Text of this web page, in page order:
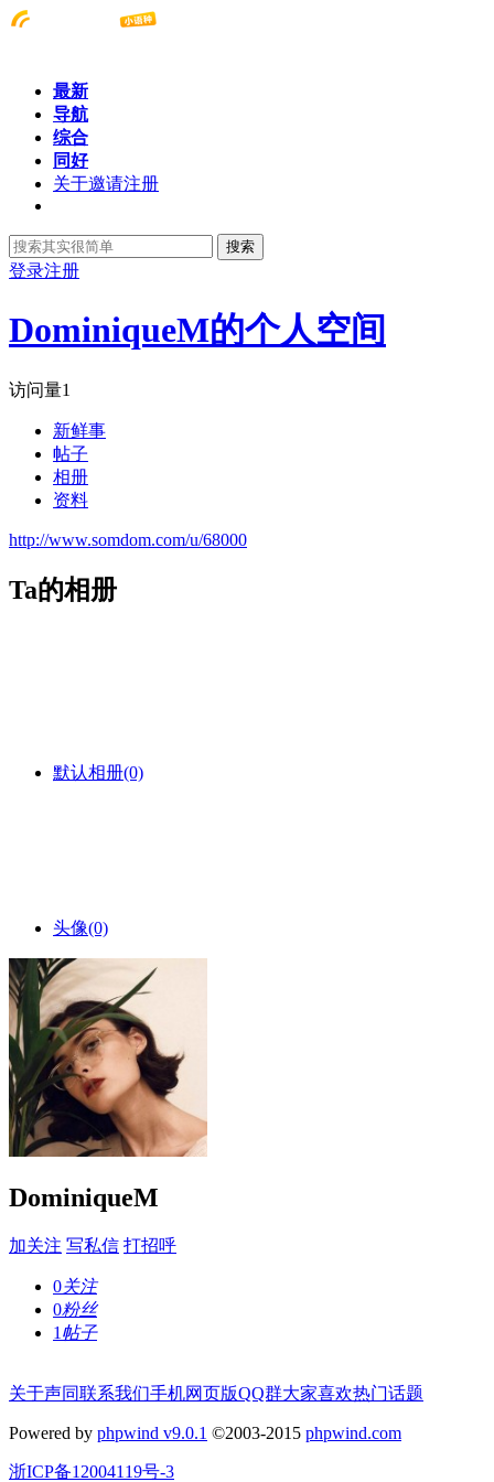
最新
导航
综合
同好
关于邀请注册
搜索
登录注册
DominiqueM的个人空间
访问量1
新鲜事
帖子
相册
资料
http://www.somdom.com/u/68000
Ta的相册
默认相册(0)
头像(0)
DominiqueM
加关注 写私信 打招呼
0关注
0粉丝
1 帖子
关于声同联系我们手机网页版QQ群大家喜欢热门话题
Powered by phpwind v9.0.1 ©2003-2015 phpwind.com
浙ICP备12004119号-3